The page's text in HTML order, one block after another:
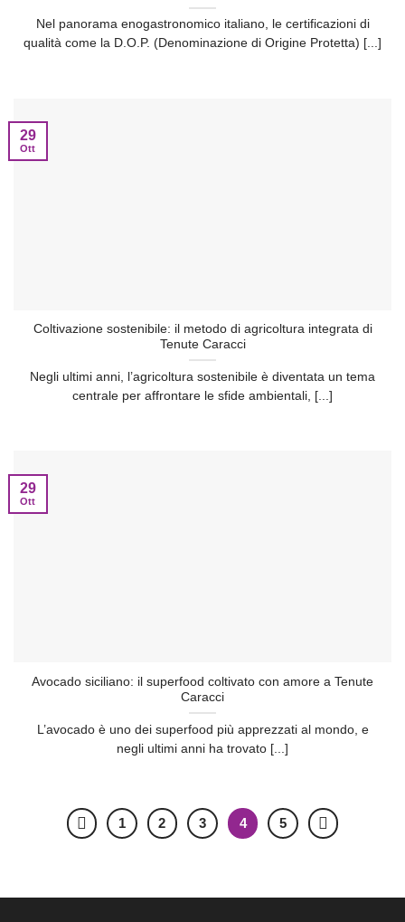
Nel panorama enogastronomico italiano, le certificazioni di
qualità come la D.O.P. (Denominazione di Origine Protetta) [...]
Coltivazione sostenibile: il metodo di agricoltura integrata di
Tenute Caracci
Negli ultimi anni, l’agricoltura sostenibile è diventata un tema
centrale per affrontare le sfide ambientali, [...]
29
Ott
Avocado siciliano: il superfood coltivato con amore a Tenute
Caracci
L’avocado è uno dei superfood più apprezzati al mondo, e
negli ultimi anni ha trovato [...]
29
Ott
1 2 3 4 5